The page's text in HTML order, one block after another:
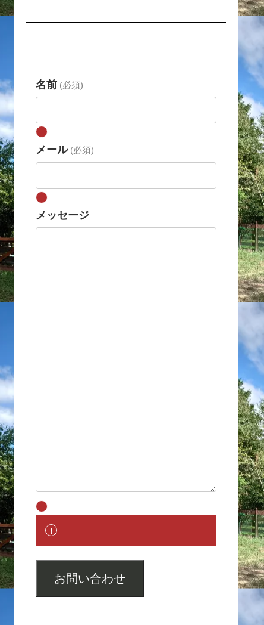
名前 (必須)
メール (必須)
メッセージ
お問い合わせ